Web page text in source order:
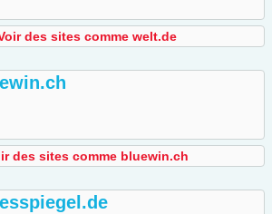
des sites comme welt.de
des sites comme bluewin.ch